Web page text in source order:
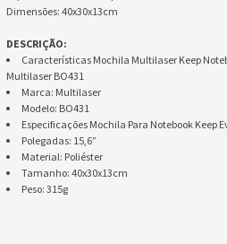
Dimensões: 40x30x13cm
DESCRIÇÃO:
Características Mochila Multilaser Keep
Multilaser BO431
Marca: Multilaser
Modelo: BO431
Especificações Mochila Para Notebook Keep
Polegadas: 15,6”
Material: Poliéster
Tamanho: 40x30x13cm
Peso: 315g